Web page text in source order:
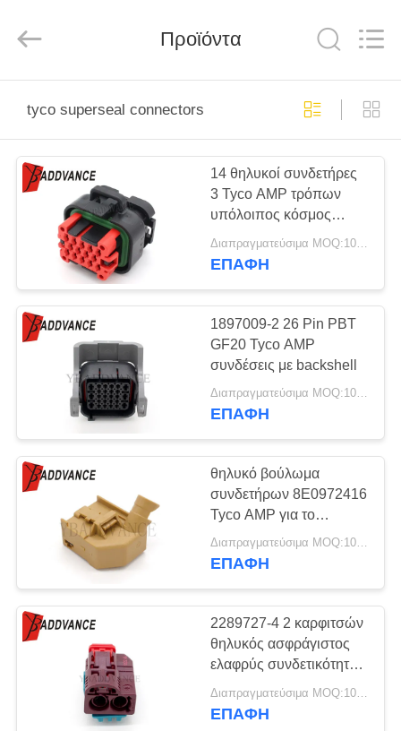
ΠΡΟΪΌΝΤΑ
ΠΕΡΊΠΟΥ
ΕΜΕΊΣ
ΓΎΡΟΣ
ΕΡΓΟΣΤΑΣΊΩΝ
ΠΟΙΟΤΙΚΌΣ
ΈΛΕΓΧΟΣ
ΜΑΣ
ΕΛΆΤΕ
ΕΠΑΦΉ
ΜΕ
ΖΗΤΉΣΤΕ
ΑΠΌΣΠΑΣΜΑ
Parts
Co.,Ltd.
Προϊόντα
tyco superseal connectors
14 θηλυκοί συνδετήρες
3 Tyco AMP τρόπων
υπόλοιπος κόσμος
776273-1 συνδετήρες
Tyco Superseal με τα
Διαπραγματεύσιμα MOQ:100 μονάδες
ΕΠΑΦΉ
1897009-2 26 Pin PBT
GF20 Tyco AMP
συνδέσεις με backshell
Διαπραγματεύσιμα MOQ:100 ΜΟΝΑΔΕΣ
ΕΠΑΦΉ
θηλυκό βούλωμα
συνδετήρων 8E0972416
Tyco AMP για το
κάθισμα 1534094-1 της
VW AUDI SKODA
Διαπραγματεύσιμα MOQ:100 μονάδες
ΕΠΑΦΉ
2289727-4 2 καρφιτσών
θηλυκός ασφράγιστος
ελαφρύς συνδετικότητας
συνδετήρων TE Tyco
αυτοκίνητος
ΕΠΑΦΉ